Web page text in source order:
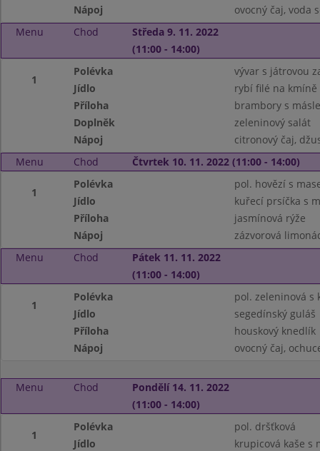
Nápoj
ovocný čaj, voda
Menu
Chod
Středa 9. 11. 2022
(11:00 - 14:00)
1
Polévka
vývar s játrovou
Jídlo
rybí filé na kmíně
Příloha
brambory s
Doplněk
zeleninový salát
Nápoj
citronový čaj,
Menu
Chod Čtvrtek 10. 11. 2022 (11:00 - 14:00)
1
Polévka
pol. hovězí s
Jídlo
kuřecí prsíčka s
Příloha
jasmínová rýže
Nápoj
zázvorová
Menu
Chod
Pátek 11. 11. 2022
(11:00 - 14:00)
1
Polévka
pol. zeleninová s
Jídlo
segedínský guláš
Příloha
houskový knedlík
Nápoj
ovocný čaj,
Menu Chod
Pondělí 14. 11. 2022
(11:00 - 14:00)
1
Polévka
pol. dršťková
Jídlo
krupicová kaše s